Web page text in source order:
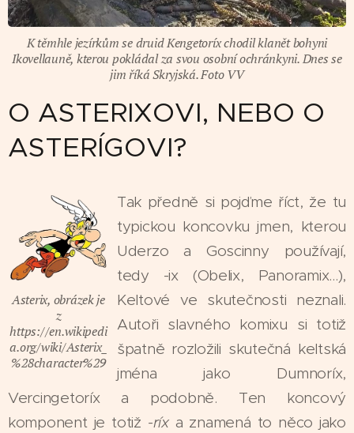
K těmhle jezírkům se druid Kengetoríx chodil klanět bohyni
Ikovellauně, kterou pokládal za svou osobní ochránkyni. Dnes se
jim říká Skryjská. Foto VV
O ASTERIXOVI, NEBO O
ASTERÍGOVI?
Asterix, obrázek je
z
https://en.wikipedi
a.org/wiki/Asterix_
%28character%29
Tak předně si pojďme říct, že tu
typickou koncovku jmen, kterou
Uderzo a Goscinny používají,
tedy -ix (Obelix, Panoramix...),
Keltové ve skutečnosti neznali.
Autoři slavného komixu si totiž
špatně rozložili skutečná keltská
jména jako Dumnoríx,
Vercingetoríx a podobně. Ten koncový
komponent je totiž -ríxa znamená to něco jako